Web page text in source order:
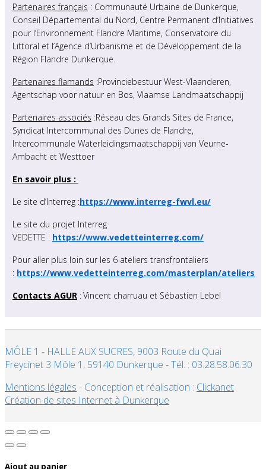
Partenaires français : Communauté Urbaine de Dunkerque,
Conseil Départemental du Nord, Centre Permanent d’Initiatives
pour l’Environnement Flandre Maritime, Conservatoire du
Littoral et l’Agence d’Urbanisme et de Développement de la
Région Flandre Dunkerque.
Partenaires flamands :Provinciebestuur West-Vlaanderen,
Agentschap voor natuur en Bos, Vlaamse Landmaatschappij
Partenaires associés :Réseau des Grands Sites de France,
Syndicat Intercommunal des Dunes de Flandre,
Intercommunale Waterleidingsmaatschappij van Veurne-
Ambacht et Westtoer
En savoir plus :
Le site d’Interreg :https://www.interreg-fwvl.eu/
Le site du projet Interreg
VEDETTE : https://www.vedetteinterreg.com/
Pour aller plus loin sur les 6 ateliers transfrontaliers
: https://www.vedetteinterreg.com/masterplan/ateliers
Contacts AGUR :Vincent charruau et Sébastien Lebel
MÔLE 1 - HALLE AUX SUCRES, 9003 Route du Quai
Freycinet 3 Môle 1, 59140 Dunkerque - Tél. : 03.28.58.06.30
Mentions légales - Conception et réalisation : Clickanet
Création de sites Internet à Dunkerque
Ajout au panier